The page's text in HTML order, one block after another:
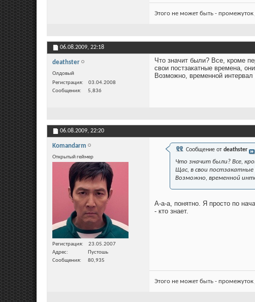
Этого не может быть -
06.08.2009, 22:18
deathster
Олдовый
Регистрация
03.04.2008
Сообщения
5,836
Что значит были? Все, кроме
свои постзакатные времена,
Возможно, временной
06.08.2009, 22:20
Komandarm
Открытый геймер
Регистрация
23.05.2007
Адрес
Пустошь
Сообщения
80,935
Сообщение от deathster
Что значит были? Все,
Щас, в свои
Возможно, временной
А-а-а, понятно. Я просто по
- кто знает.
Этого не может быть -